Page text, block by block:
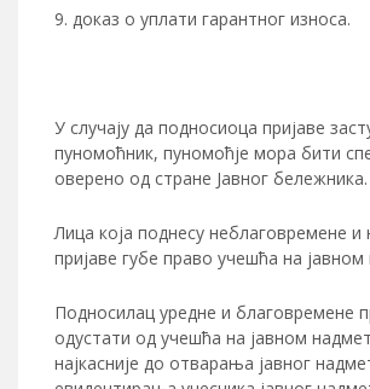
доказ о уплати гарантног износа.
У случају да подносиоца пријаве
пуномоћник, пуномоћје мора бити
оверено од стране Јавног бележника.
Лица која поднесу неблаговремене и
пријаве губе право учешћа на
Подносилац уредне и благовремене
одустати од учешћа на јавном
најкасније до отварања јавног